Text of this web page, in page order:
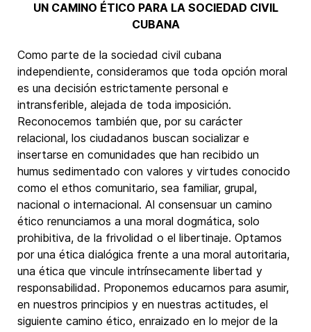
UN CAMINO ÉTICO PARA LA SOCIEDAD CIVIL
CUBANA
Como parte de la sociedad civil cubana
independiente, consideramos que toda opción moral
es una decisión estrictamente personal e
intransferible, alejada de toda imposición.
Reconocemos también que, por su carácter
relacional, los ciudadanos buscan socializar e
insertarse en comunidades que han recibido un
humus sedimentado con valores y virtudes conocido
como el ethos comunitario, sea familiar, grupal,
nacional o internacional. Al consensuar un camino
ético renunciamos a una moral dogmática, solo
prohibitiva, de la frivolidad o el libertinaje. Optamos
por una ética dialógica frente a una moral autoritaria,
una ética que vincule intrínsecamente libertad y
responsabilidad. Proponemos educarnos para asumir,
en nuestros principios y en nuestras actitudes, el
siguiente camino ético, enraizado en lo mejor de la